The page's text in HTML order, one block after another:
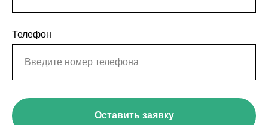
Телефон
Оставить заявку